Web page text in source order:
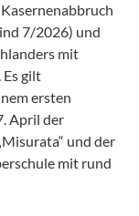
7/2026) und
mit
gilt
ersten
April der
und der
mit rund